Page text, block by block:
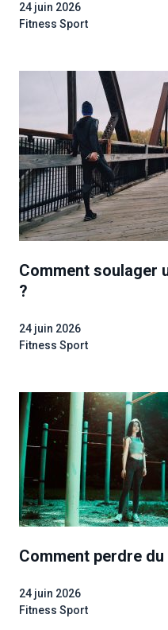
24 juin 2026
Fitness Sport
Comment soulager
?
24 juin 2026
Fitness Sport
Comment perdre
24 juin 2026
Fitness Sport